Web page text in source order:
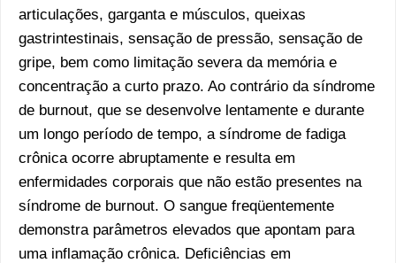
articulações, garganta e músculos, queixas
gastrintestinais, sensação de pressão, sensação de
gripe, bem como limitação severa da memória e
concentração a curto prazo. Ao contrário da síndrome
de burnout, que se desenvolve lentamente e durante
um longo período de tempo, a síndrome de fadiga
crônica ocorre abruptamente e resulta em
enfermidades corporais que não estão presentes na
síndrome de burnout. O sangue freqüentemente
demonstra parâmetros elevados que apontam para
uma inflamação crônica. Deficiências em